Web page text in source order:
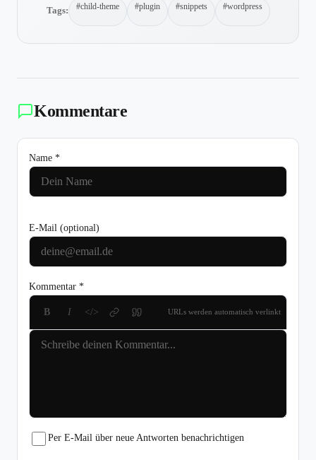
Tags: #child-theme #plugin #snippets #wordpress
Kommentare
Name *
E-Mail (optional)
Kommentar *
B I </> URLs werden automatisch verlinkt
Per E-Mail über neue Antworten benachrichtigen